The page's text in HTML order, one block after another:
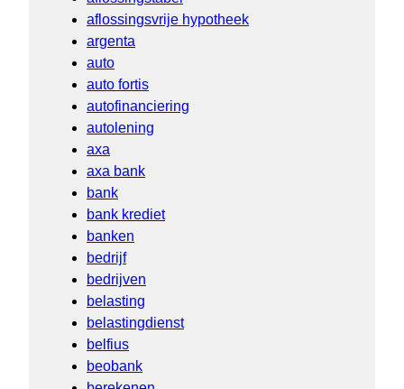
aflossingsvrije hypotheek
argenta
auto
auto fortis
autofinanciering
autolening
axa
axa bank
bank
bank krediet
banken
bedrijf
bedrijven
belasting
belastingdienst
belfius
beobank